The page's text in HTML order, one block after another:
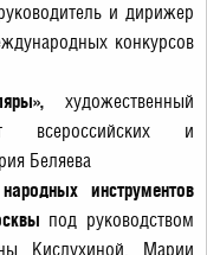
и дирижер
конкурсов
художественный
всероссийских и
Беляева
инструментов
под руководством
Кислухиной, Марии